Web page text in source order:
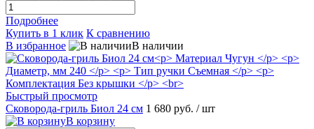
Подробнее
Купить в 1 клик К сравнению
В избранное
В наличии
Быстрый просмотр
Сковорода-гриль Биол 24 см 1 680 руб. / шт
В корзину